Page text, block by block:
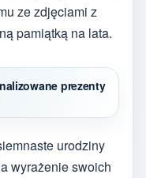
ze zdjęciami z
pamiątką na lata.
prezenty
urodziny
wyrażenie swoich